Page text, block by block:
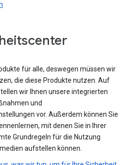
für alle, deswegen müssen wir
die diese Produkte nutzen. Auf
wir Ihnen unsere integrierten
und
vor. Außerdem können Sie
mit denen Sie in Ihrer
Grundregeln für die Nutzung
aufstellen können.